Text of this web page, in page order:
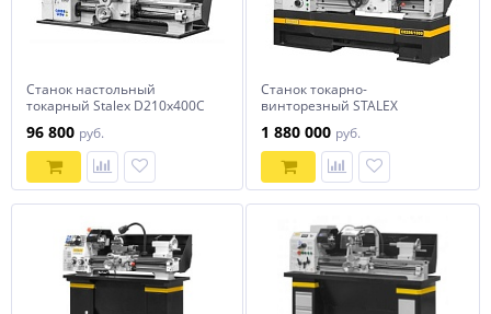
Станок настольный
токарный Stalex D210x400C
96 800 руб.
Станок токарно-
винторезный STALEX
1 880 000 руб.